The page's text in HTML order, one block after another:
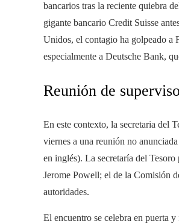
bancarios tras la reciente quiebra
gigante bancario Credit Suisse
Unidos, el contagio ha golpeado a
especialmente a Deutsche Bank,
Reunión de
En este contexto, la secretaria del
viernes a una reunión no
en inglés). La secretaría del
Jerome Powell; el de la Comisión
autoridades.
El encuentro se celebra en puerta